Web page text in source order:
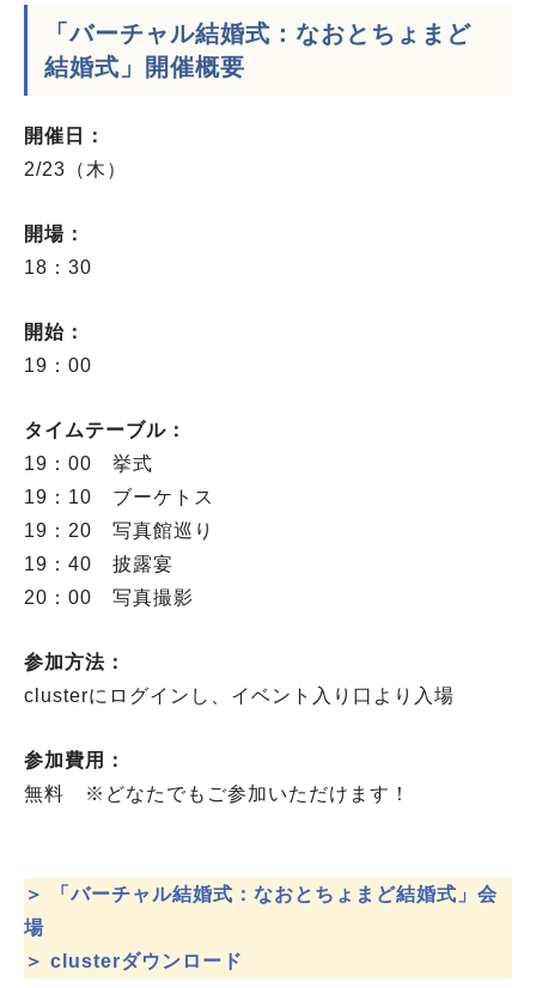
「バーチャル結婚式：なおとちょまど
結婚式」開催概要
開催日：
2/23（木）
開場：
18：30
開始：
19：00
タイムテーブル：
19：00 挙式
19：10 ブーケトス
19：20 写真館巡り
19：40 披露宴
20：00 写真撮影
参加方法：
clusterにログインし、イベント入り口より入場
参加費用：
無料 ※どなたでもご参加いただけます！
＞ 「バーチャル結婚式：なおとちょまど結婚式」 会
場
＞ clusterダウンロード